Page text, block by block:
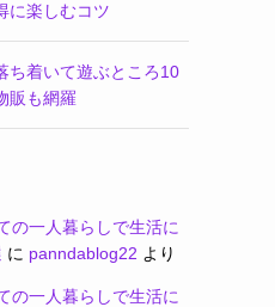
に楽しむコツ
ち着いて遊ぶところ10
販も網羅
の一人暮らしで生活に
に panndablog22 より
の一人暮らしで生活に